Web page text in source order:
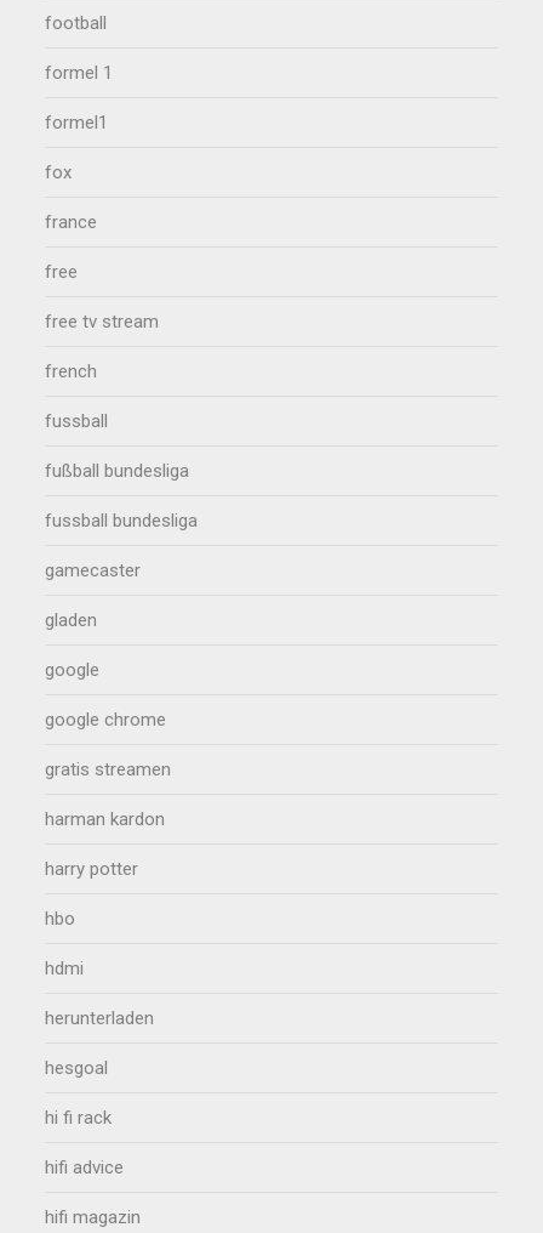
football
formel 1
formel1
fox
france
free
free tv stream
french
fussball
fußball bundesliga
fussball bundesliga
gamecaster
gladen
google
google chrome
gratis streamen
harman kardon
harry potter
hbo
hdmi
herunterladen
hesgoal
hi fi rack
hifi advice
hifi magazin